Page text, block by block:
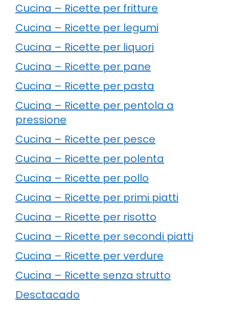
Cucina – Ricette per fritture
Cucina – Ricette per legumi
Cucina – Ricette per liquori
Cucina – Ricette per pane
Cucina – Ricette per pasta
Cucina – Ricette per pentola a
pressione
Cucina – Ricette per pesce
Cucina – Ricette per polenta
Cucina – Ricette per pollo
Cucina – Ricette per primi piatti
Cucina – Ricette per risotto
Cucina – Ricette per secondi piatti
Cucina – Ricette per verdure
Cucina – Ricette senza strutto
Desctacado